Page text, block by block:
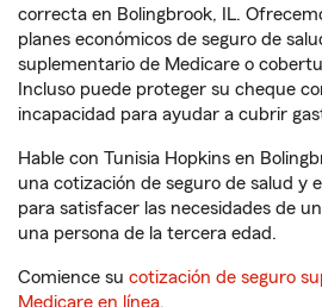
correcta en Bolingbrook, IL.
planes económicos de seguro de
suplementario de Medicare o
Incluso puede proteger su cheque
incapacidad para ayudar a cubrir
Hable con Tunisia Hopkins en
una cotización de seguro de salud y
para satisfacer las necesidades de
una persona de la tercera edad.
Comience su cotización de seguro
Medicare en línea.